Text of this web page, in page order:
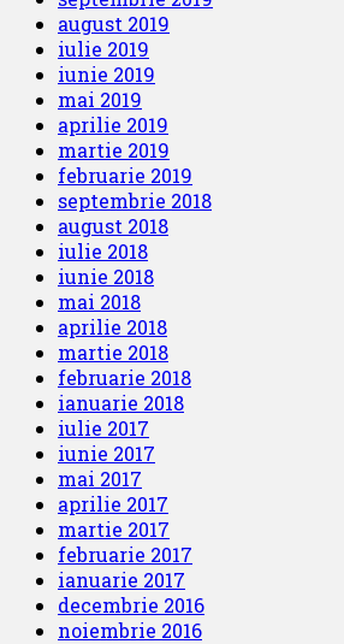
august 2019
iulie 2019
iunie 2019
mai 2019
aprilie 2019
martie 2019
februarie 2019
septembrie 2018
august 2018
iulie 2018
iunie 2018
mai 2018
aprilie 2018
martie 2018
februarie 2018
ianuarie 2018
iulie 2017
iunie 2017
mai 2017
aprilie 2017
martie 2017
februarie 2017
ianuarie 2017
decembrie 2016
noiembrie 2016